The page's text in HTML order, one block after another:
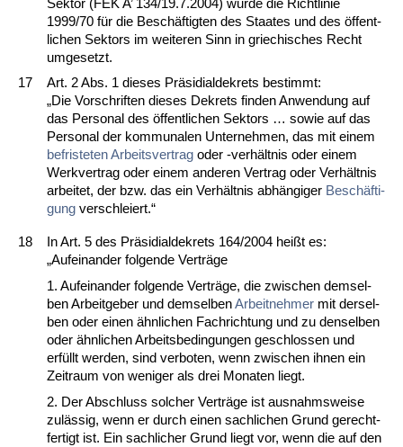
Sek­tor (FEK A’ 134/19.7.2004) wur­de die Richt­li­nie
1999/70 für die Beschäftig­ten des Staa­tes und des öffent­
li­chen Sek­tors im wei­te­ren Sinn in grie­chi­sches Recht
um­ge­setzt.
17
Art. 2 Abs. 1 die­ses Präsi­di­al­de­krets be­stimmt:
„Die Vor­schrif­ten die­ses De­krets fin­den An­wen­dung auf
das Per­so­nal des öffent­li­chen Sek­tors … so­wie auf das
Per­so­nal der kom­mu­na­len Un­ter­neh­men, das mit ei­nem
be­fris­te­ten Ar­beits­ver­trag oder -verhält­nis oder ei­nem
Werk­ver­trag oder ei­nem an­de­ren Ver­trag oder Verhält­nis
ar­bei­tet, der bzw. das ein Verhält­nis abhängi­ger Beschäfti­
gung ver­schlei­ert.“
18
In Art. 5 des Präsi­di­al­de­krets 164/2004 heißt es:
„Auf­ein­an­der fol­gen­de Verträge
1. Auf­ein­an­der fol­gen­de Verträge, die zwi­schen dem­sel­
ben Ar­beit­ge­ber und dem­sel­benAr­beit­neh­mer mit der­sel­
ben oder ei­nen ähn­li­chen Fach­rich­tung und zu den­sel­ben
oder ähn­li­chen Ar­beits­be­din­gun­gen ge­schlos­sen und
erfüllt wer­den, sind ver­bo­ten, wenn zwi­schen ih­nen ein
Zeit­raum von we­ni­ger als drei Mo­na­ten liegt.
2. Der Ab­schluss sol­cher Verträge ist aus­nahms­wei­se
zulässig, wenn er durch ei­nen sach­li­chen Grund ge­recht­
fer­tigt ist. Ein sach­li­cher Grund liegt vor, wenn die auf den